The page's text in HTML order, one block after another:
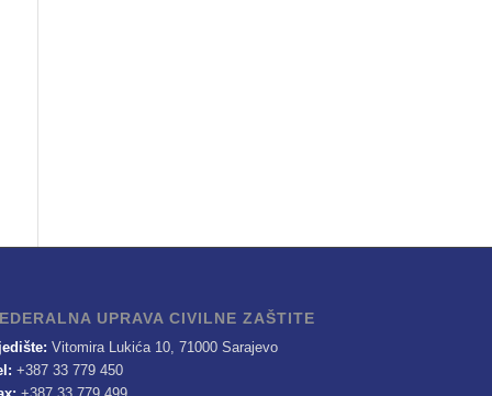
UPRAVA CIVILNE ZAŠTITE
Vitomira Lukića 10, 71000 Sarajevo
+387 33 779 450